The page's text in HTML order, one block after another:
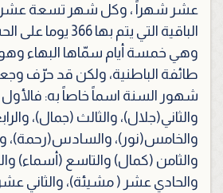
عشر شهراً ، وكل شهر تسعة عشر
الباقية التي يتم بها 366 يوما على
وهي خمسة أيام سمّاها البهاء
طائفة الباطنية، ولكن قد حرّف
شهور السنة اسماً خاصاً به: فالأول
والثاني(جلال)، والثالث (جمال)،
والخامس(نور)، والسادس(رحمة)،
والثامن (كمال) والتاسع (أسماء)
والحادي عشر ( مشيئة)، والثاني